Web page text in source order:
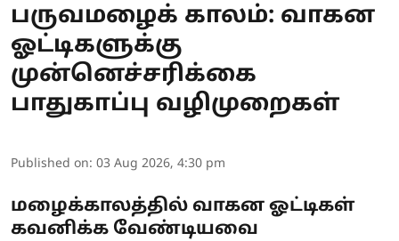
பருவமழைக் காலம்: வாகன
ஓட்டிகளுக்கு
முன்னெச்சரிக்கை
பாதுகாப்பு வழிமுறைகள்
Published on: 03 Aug 2026, 4:30 pm
மழைக்காலத்தில் வாகன ஓட்டிகள்
கவனிக்க வேண்டியவை